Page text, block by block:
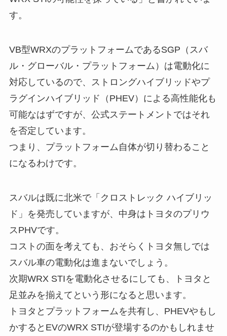
す。
VB型WRXのプラットフォームであるSGP（スバ
ル・グローバル・プラットフォーム）は電動化に
対応しているので、ストロングハイブリッドやプ
ラグインハイブリッド（PHEV）による高性能化も
可能なはずですが、公式ステートメントではそれ
を否定しています。
つまり、プラットフォーム自体が切り替わること
になるわけです。
スバルは既に北米で「クロストレック ハイブリッ
ド」を発売していますが、中身はトヨタのプリウ
スPHVです。
コストの面を考えても、おそらくトヨタ無しでは
スバル車の電動化は進まないでしょう。
次期WRX STIを電動化させるにしても、トヨタと
足並みを揃えてという形になると思います。
トヨタとプラットフォームを共有し、PHEVやもし
かするとEVのWRX STIが登場するのかもしれませ